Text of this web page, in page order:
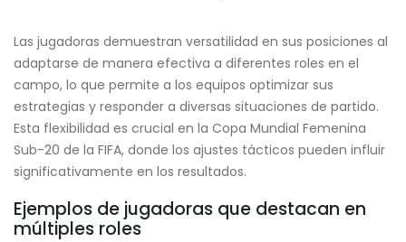
Las jugadoras demuestran versatilidad en sus posiciones al
adaptarse de manera efectiva a diferentes roles en el
campo, lo que permite a los equipos optimizar sus
estrategias y responder a diversas situaciones de partido.
Esta flexibilidad es crucial en la Copa Mundial Femenina
Sub-20 de la FIFA, donde los ajustes tácticos pueden influir
significativamente en los resultados.
Ejemplos de jugadoras que destacan en
múltiples roles